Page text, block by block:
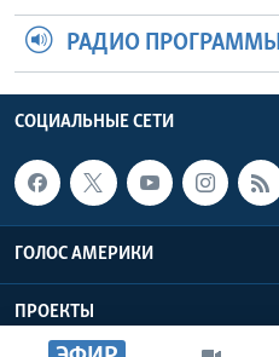
РАДИО ПРОГРАММЫ
СОЦИАЛЬНЫЕ СЕТИ
ГОЛОС АМЕРИКИ
ПРОЕКТЫ